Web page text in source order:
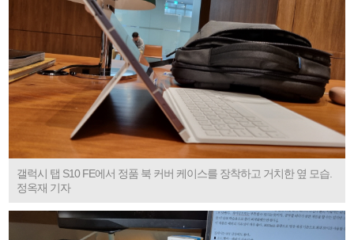
갤럭시 탭 S10 FE에서 정품 북 커버 케이스를 장착하고 거치한 옆 모습.
정옥재 기자